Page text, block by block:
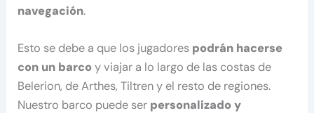
navegación.
Esto se debe a que los jugadores podrán hacerse
con un barcoy viajar a lo largo de las costas de
Belerion, de Arthes, Tiltren y el resto de regiones.
Nuestro barco puede ser personalizado y